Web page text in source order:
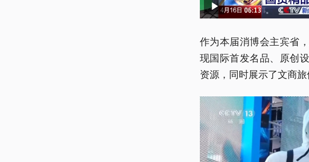
作为本届消博会主宾省
现国际首发名品、原创
资源，同时展示了文商